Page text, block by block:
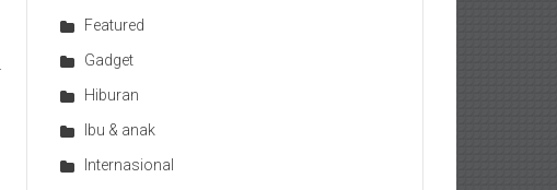
Featured
Gadget
Hiburan
Ibu & anak
Internasional